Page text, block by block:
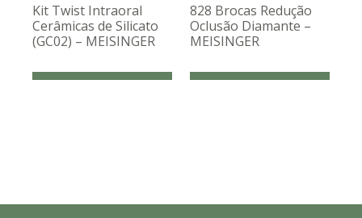
Kit Twist Intraoral
Cerâmicas de Silicato
(GC02) – MEISINGER
828 Brocas Redução
Oclusão Diamante –
MEISINGER